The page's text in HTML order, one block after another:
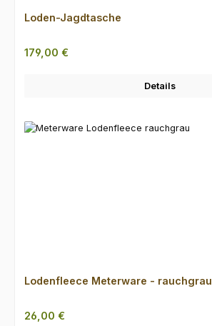
Loden-Jagdtasche
Regulärer Preis:
179,00 €
Details
Lodenfleece Meterware - rauchgrau
Regulärer Preis:
26,00 €